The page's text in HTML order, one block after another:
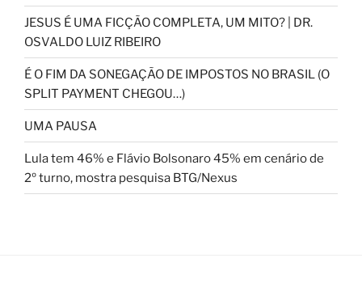
JESUS É UMA FICÇÃO COMPLETA, UM MITO? | DR.
OSVALDO LUIZ RIBEIRO
É O FIM DA SONEGAÇÃO DE IMPOSTOS NO BRASIL (O
SPLIT PAYMENT CHEGOU…)
UMA PAUSA
Lula tem 46% e Flávio Bolsonaro 45% em cenário de
2º turno, mostra pesquisa BTG/Nexus